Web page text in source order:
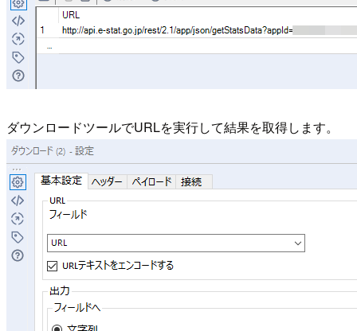
ダウンロードツールでURLを実行して結果を取得します。